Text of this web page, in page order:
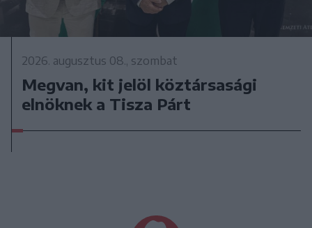
2026. augusztus 08., szombat
Megvan, kit jelöl köztársasági
elnöknek a Tisza Párt